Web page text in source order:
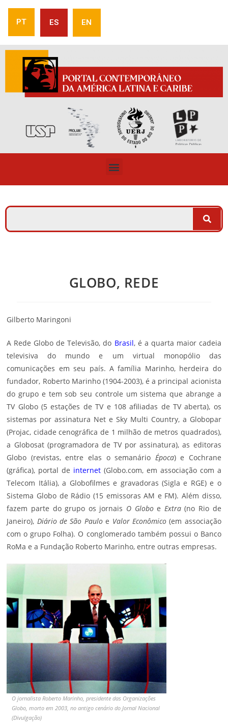
PT ES EN
GLOBO, REDE
Gilberto Maringoni
A Rede Globo de Televisão, do Brasil, é a quarta maior cadeia
televisiva do mundo e um virtual monopólio das
comunicações em seu país. A família Marinho, herdeira do
fundador, Roberto Marinho (1904-2003), é a principal acionista
do grupo e tem sob seu controle um sistema que abrange a
TV Globo (5 estações de TV e 108 afiliadas de TV aberta), os
sistemas por assinatura Net e Sky Multi Country, a Globopar
(Projac, cidade cenográfica de 1 milhão de metros quadrados),
a Globosat (programadora de TV por assinatura), as editoras
Globo (revistas, entre elas o semanário Época) e Cochrane
(gráfica), portal de internet (Globo.com, em associação com a
Telecom Itália), a Globofilmes e gravadoras (Sigla e RGE) e o
Sistema Globo de Rádio (15 emissoras AM e FM). Além disso,
fazem parte do grupo os jornais O Globoe Extra(no Rio de
Janeiro), Diário de São Pauloe Valor Econômico(em associação
com o grupo Folha). O conglomerado também possui o Banco
RoMa e a Fundação Roberto Marinho, entre outras empresas.
O jornalista Roberto Marinho, presidente das Organizações
Globo, morto em 2003, no antigo cenário do Jornal Nacional
(Divulgação)